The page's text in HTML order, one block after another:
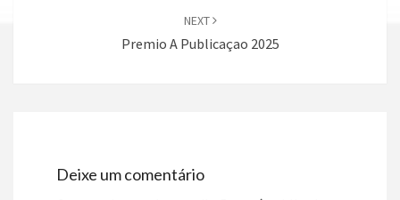
NEXT
Premio A Publicaçao 2025
Deixe um comentário